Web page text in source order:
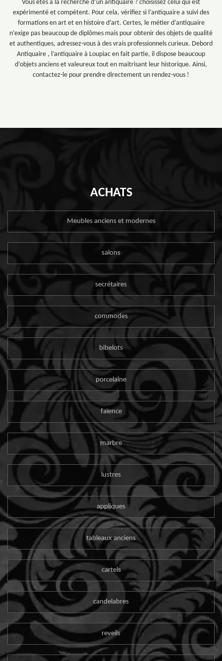
Vous êtes à la recherche d’un antiquaire ? choisissez celui qui est
expérimenté et compétent. Pour cela, vérifiez si l’antiquaire a suivi des
formations en art et en histoire d’art. Certes, le métier d’antiquaire
n’exige pas beaucoup de diplômes mais pour obtenir des objets de qualité
et authentiques, adressez-vous à des vrais professionnels curieux. Debord
Antiquaire , l’antiquaire à Loupiac en fait partie, il dispose beaucoup
d’objets anciens et valeureux tout en maitrisant leur historique. Ainsi,
contactez-le pour prendre directement un rendez-vous !
ACHATS
Meubles anciens et modernes
salons
secrétaires
commodes
bibelots
porcelaine
faïence
marbre
lustres
appliques
tableaux anciens
cartels
candelabres
reveils